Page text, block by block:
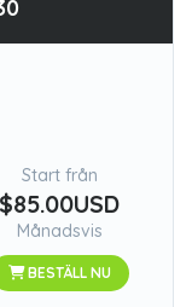
Start från
$85.00USD
Månadsvis
BESTÄLL NU